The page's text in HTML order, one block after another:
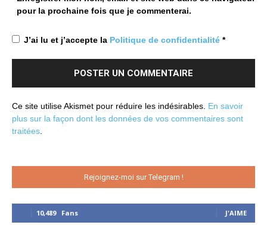
pour la prochaine fois que je commenterai.
J’ai lu et j’accepte la Politique de confidentialité *
Ce site utilise Akismet pour réduire les indésirables. En savoir
plus sur la façon dont les données de vos commentaires sont
traitées
Rejoignez-moi sur Telegram !
10,489 Fans J'AIME